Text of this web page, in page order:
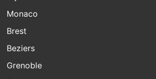
Monaco
Brest
Beziers
Grenoble